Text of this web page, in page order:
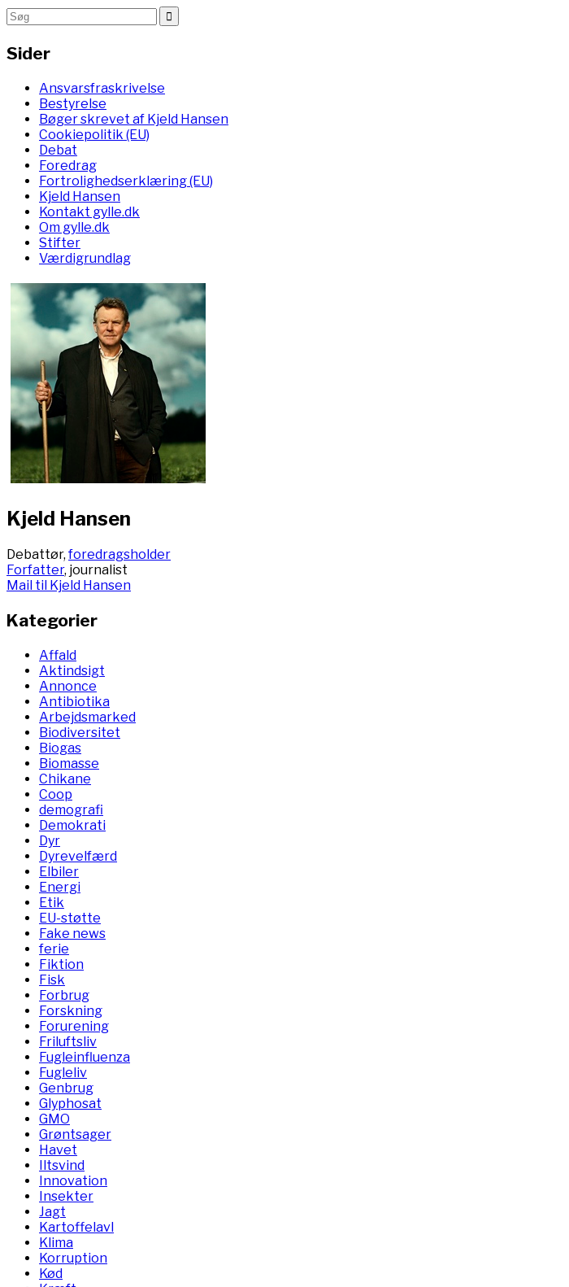
Sider
Ansvarsfraskrivelse
Bestyrelse
Bøger skrevet af Kjeld Hansen
Cookiepolitik (EU)
Debat
Foredrag
Fortrolighedserklæring (EU)
Kjeld Hansen
Kontakt gylle.dk
Om gylle.dk
Stifter
Værdigrundlag
Kjeld Hansen
Debattør,foredragsholder
Forfatter, journalist
Mail til Kjeld Hansen
Kategorier
Affald
Aktindsigt
Annonce
Antibiotika
Arbejdsmarked
Biodiversitet
Biogas
Biomasse
Chikane
Coop
demografi
Demokrati
Dyr
Dyrevelfærd
Elbiler
Energi
Etik
EU-støtte
Fake news
ferie
Fiktion
Fisk
Forbrug
Forskning
Forurening
Friluftsliv
Fugleinfluenza
Fugleliv
Genbrug
Glyphosat
GMO
Grøntsager
Havet
Iltsvind
Innovation
Insekter
Jagt
Kartoffelavl
Klima
Korruption
Kød